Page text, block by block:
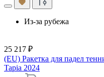
Из-за рубежа
25 217 ₽
(EU) Ракетка для падел
Tapia 2024